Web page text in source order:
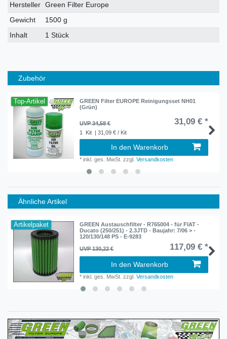
Hersteller Green Filter Europe
Gewicht
1500 g
Inhalt
1 Stück
Zubehör
Top-Artikel
GREEN Filter EUROPE Reinigungsset NH01
(Grün)
UVP 34,58 € 31,09 € *
1 Kit | 31,09 € / Kit
In den Warenkorb
*inkl. ges. MwSt. zzgl.Versandkosten
Ähnliche Artikel
Artikelpaket
GREEN Austauschfilter - R765004 - für FIAT -
Ducato (250/251) - 2.3JTD - Baujahr: 7/06 > -
120/130/148 PS - E-9283
UVP 130,22 €
117,09 € *
In den Warenkorb
*inkl. ges. MwSt. zzgl.Versandkosten